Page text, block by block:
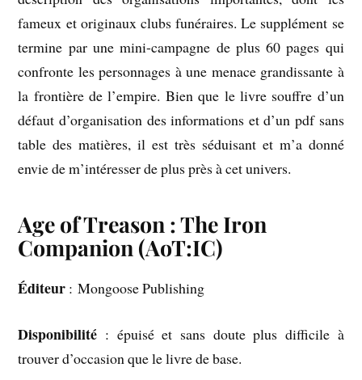
fameux et originaux clubs funéraires. Le supplément se
termine par une mini-campagne de plus 60 pages qui
confronte les personnages à une menace grandissante à
la frontière de l’empire. Bien que le livre souffre d’un
défaut d’organisation des informations et d’un pdf sans
table des matières, il est très séduisant et m’a donné
envie de m’intéresser de plus près à cet univers.
Age of Treason : The Iron
Companion (AoT:IC)
Éditeur : Mongoose Publishing
Disponibilité : épuisé et sans doute plus difficile à
trouver d’occasion que le livre de base.